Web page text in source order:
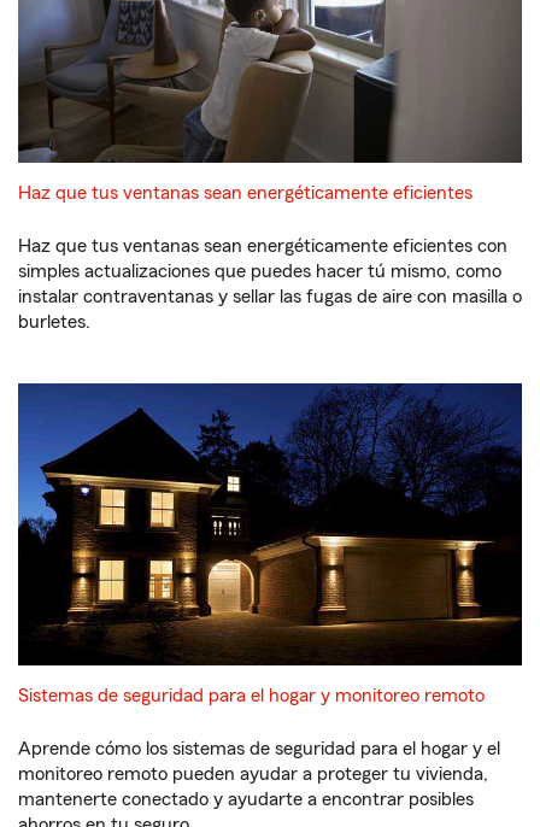
Haz que tus ventanas sean energéticamente eficientes
Haz que tus ventanas sean energéticamente eficientes con
simples actualizaciones que puedes hacer tú mismo, como
instalar contraventanas y sellar las fugas de aire con masilla o
burletes.
Sistemas de seguridad para el hogar y monitoreo remoto
Aprende cómo los sistemas de seguridad para el hogar y el
monitoreo remoto pueden ayudar a proteger tu vivienda,
mantenerte conectado y ayudarte a encontrar posibles